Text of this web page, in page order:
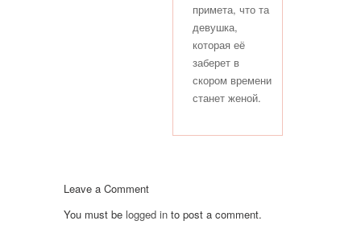
примета, что та
девушка,
которая её
заберет в
скором времени
станет женой.
Leave a Comment
You must be logged in to post a comment.